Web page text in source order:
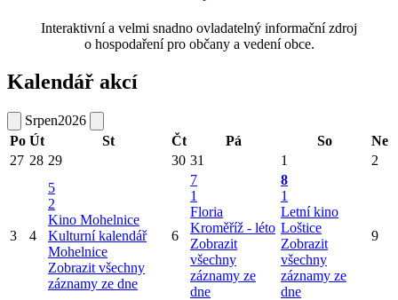
Interaktivní a velmi snadno ovladatelný informační zdroj
o hospodaření pro občany a vedení obce.
Kalendář akcí
Srpen2026
Po Út St Čt Pá So
Ne
27 28 29 30 31 1 2
3 4
5
2
Kino Mohelnice
Kulturní kalendář
Mohelnice
Zobrazit všechny
záznamy ze dne
6
7
1
Floria
Kroměříž - léto
Zobrazit
všechny
záznamy ze
dne
8
1
Letní kino
Loštice
Zobrazit
všechny
záznamy ze
dne
9